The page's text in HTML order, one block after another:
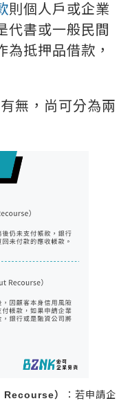
則個人戶或企業
代書或一般民間
為抵押品借款，
無，尚可分為兩
Recourse）
：若申請企